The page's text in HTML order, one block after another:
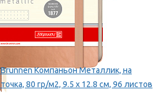
Компаньон Металлик, на
80 гр/м2, 9.5 х 12.8 см, 96 листов